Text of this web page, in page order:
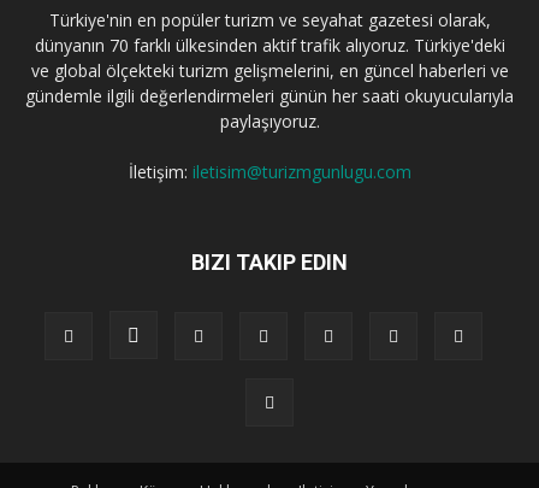
Türkiye'nin en popüler turizm ve seyahat gazetesi olarak,
dünyanın 70 farklı ülkesinden aktif trafik alıyoruz. Türkiye'deki
ve global ölçekteki turizm gelişmelerini, en güncel haberleri ve
gündemle ilgili değerlendirmeleri günün her saati okuyucularıyla
paylaşıyoruz.
İletişim: iletisim@turizmgunlugu.com
BIZI TAKIP EDIN